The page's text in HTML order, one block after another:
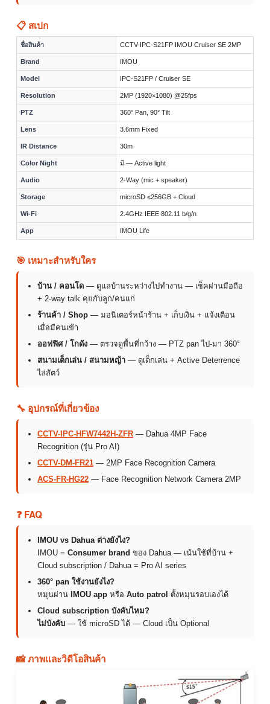
📋 สเปก
ชื่อสินค้า CCTV-IPC-S21FP IMOU Cruiser SE 2MP
Brand IMOU
Model IPC-S21FP / Cruiser SE
Resolution 2MP (1920×1080) @25fps
PTZ 360° Pan, 90° Tilt
Lens 3.6mm Fixed
IR Distance 30m
Color Night มี — Active light
Audio 2-Way (mic + speaker)
Storage microSD ≤256GB + Cloud
Wi-Fi 2.4GHz IEEE 802.11 b/g/n
App IMOU Life
🎯 เหมาะสำหรับใคร
บ้าน / คอนโด — ดูแลบ้านระหว่างไปทำงาน — เช็คผ่านมือถือ
+ 2-way talk คุยกับลูก/คนแก่
ร้านค้า / Shop — มอนิเตอร์หน้าร้าน + เก็บเงิน + แจ้งเตือน
เมื่อมีคนเข้า
ออฟฟิศ / โกดัง — ตรวจดูพื้นที่กว้าง — PTZ pan ไป-มา 360°
สนามเด็กเล่น / สนามหญ้า — ดูเด็กเล่น + Active Deterrence
ไล่สัตว์
🔧 อุปกรณ์ที่เกี่ยวข้อง
CCTV-IPC-HFW7442H-ZFR — Dahua 4MP Face
Recognition (รุ่น Pro AI)
CCTV-DM-FR21 — 2MP Face Recognition Camera
ACS-FR-HG22 — Face Recognition Network Camera 2MP
❓ FAQ
IMOU vs Dahua ต่างยังไง?
IMOU = Consumer brand ของ Dahua — เน้นใช้ที่บ้าน +
Cloud subscription / Dahua = Pro AI series
360° pan ใช้งานยังไง?
หมุนผ่าน
IMOU app หรือ Auto patrol ตั้งหมุนรอบเองได้
Cloud subscription บังคับไหม?
ไม่บังคับ — ใช้ microSD ได้ — Cloud เป็น Optional
📸 ภาพและวิดีโอสินค้า